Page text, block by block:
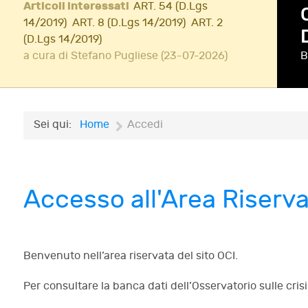
Articoli interessati ART. 54 (D.Lgs
14/2019) ART. 8 (D.Lgs 14/2019) ART. 2
(D.Lgs 14/2019)
a cura di Stefano Pugliese (23-07-2026)
Sei qui: Home Accedi
Accesso all'Area
Benvenuto nell’area riservata del sito OCI.
Per consultare la banca dati dell’Osservatorio sulle